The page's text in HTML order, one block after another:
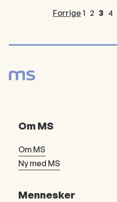
Forrige 1 2 3 4
Om MS
Om MS
Ny med MS
Mennesker